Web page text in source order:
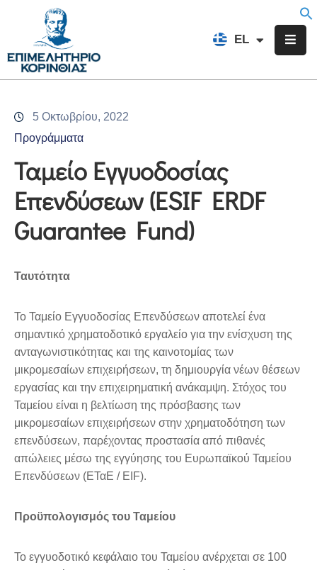
EL
FR
Επιμελητήριο
Υπηρεσίες
Προγράμματα
Δράσεις
Εκδηλώσεις
5 Οκτωβρίου, 2022
Προγράμματα
Ταμείο Εγγυοδοσίας
Επενδύσεων (ESIF ERDF
Guarantee Fund)
Ταυτότητα
Το Ταμείο Εγγυοδοσίας Επενδύσεων αποτελεί ένα
σημαντικό χρηματοδοτικό εργαλείο για την ενίσχυση της
ανταγωνιστικότητας και της καινοτομίας των
μικρομεσαίων επιχειρήσεων, τη δημιουργία νέων θέσεων
εργασίας και την επιχειρηματική ανάκαμψη. Στόχος του
Ταμείου είναι η βελτίωση της πρόσβασης των
μικρομεσαίων επιχειρήσεων στην χρηματοδότηση των
επενδύσεων, παρέχοντας προστασία από πιθανές
απώλειες μέσω της εγγύησης του Ευρωπαϊκού Ταμείου
Επενδύσεων (ΕΤαΕ / EIF).
Προϋπολογισμός του Ταμείου
Το εγγυοδοτικό κεφάλαιο του Ταμείου ανέρχεται σε 100